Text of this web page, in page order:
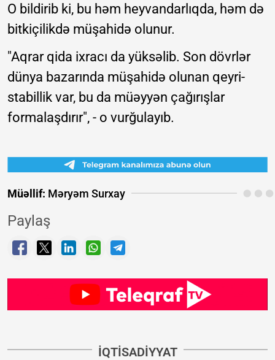
O bildirib ki, bu həm heyvandarlıqda, həm də
bitkiçilikdə müşahidə olunur.
"Aqrar qida ixracı da yüksəlib. Son dövrlər
dünya bazarında müşahidə olunan qeyri-
stabillik var, bu da müəyyən çağırışlar
formalaşdırır", - o vurğulayıb.
Müəllif: Məryəm Surxay
Paylaş
İQTISADIYYAT